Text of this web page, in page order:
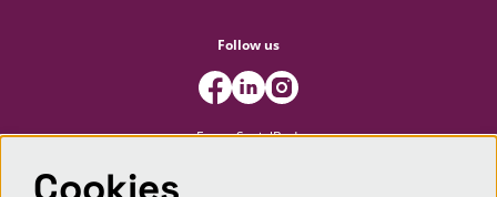
Follow us
FooterSocialBody